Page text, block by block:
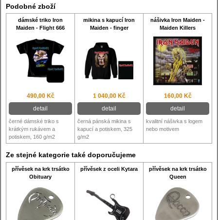
Podobné zboží
dámské triko Iron
Maiden - Flight 666
mikina s kapucí Iron
Maiden - finger
nášivka Iron Maiden -
Maiden Killers
490,00 Kč
detail
1 040,00 Kč
detail
160,00 Kč
detail
černé dámské triko s
krátkým rukávem a
potiskem, 160 g/m2
černá pánská mikina s
kapucí a potiskem, 325
g/m2
kvalitní nášivka s logem
nebo motivem
Ze stejné kategorie také doporučujeme
přívěsek na krk trsátko
Obituary
přívěsek z oceli Kytara
přívěsek na krk trsátko
Queen